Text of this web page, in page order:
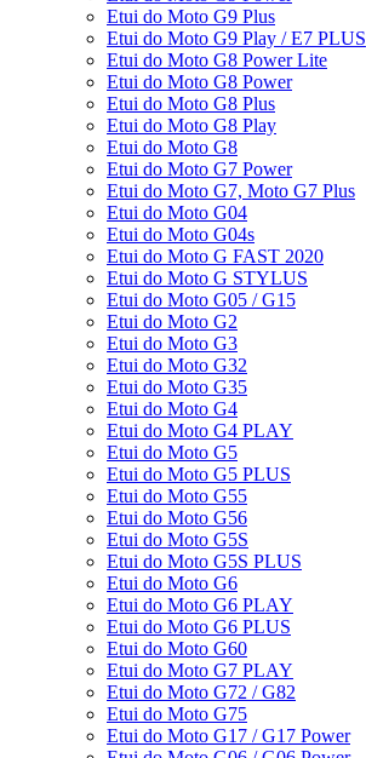
Etui do Moto G9 Plus
Etui do Moto G9 Play / E7 PLUS
Etui do Moto G8 Power Lite
Etui do Moto G8 Power
Etui do Moto G8 Plus
Etui do Moto G8 Play
Etui do Moto G8
Etui do Moto G7 Power
Etui do Moto G7, Moto G7 Plus
Etui do Moto G04
Etui do Moto G04s
Etui do Moto G FAST 2020
Etui do Moto G STYLUS
Etui do Moto G05 / G15
Etui do Moto G2
Etui do Moto G3
Etui do Moto G32
Etui do Moto G35
Etui do Moto G4
Etui do Moto G4 PLAY
Etui do Moto G5
Etui do Moto G5 PLUS
Etui do Moto G55
Etui do Moto G56
Etui do Moto G5S
Etui do Moto G5S PLUS
Etui do Moto G6
Etui do Moto G6 PLAY
Etui do Moto G6 PLUS
Etui do Moto G60
Etui do Moto G7 PLAY
Etui do Moto G72 / G82
Etui do Moto G75
Etui do Moto G17 / G17 Power